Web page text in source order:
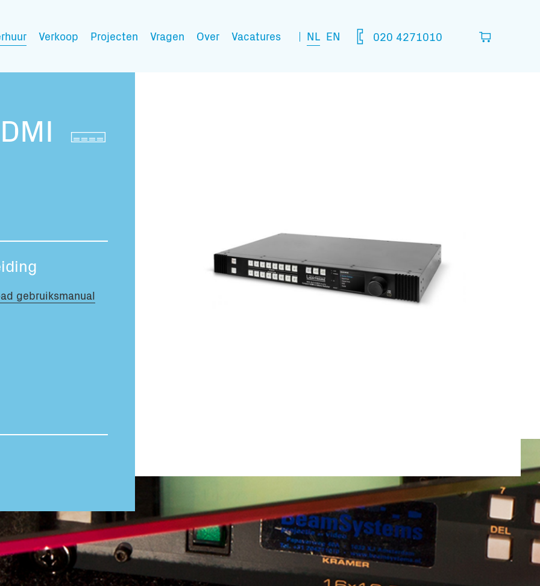
020 4271010
NL EN
Verkoop Projecten Vragen Over Vacatures
Transport informatie:
Totaal volume: Totaal gewicht:
0.0kg
gebruiksmanual